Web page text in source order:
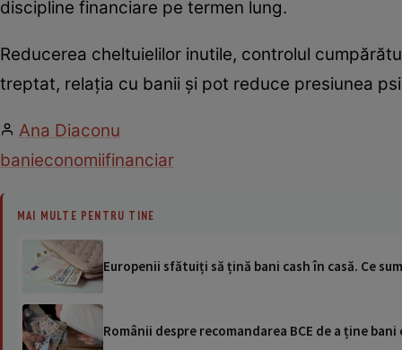
discipline financiare pe termen lung.
Reducerea cheltuielilor inutile, controlul
treptat, relația cu banii și pot reduce presiunea
Ana Diaconu
banieconomiifinanciar
MAI MULTE PENTRU TINE
Europenii sfătuiți să țină bani cash în casă. Ce
Românii despre recomandarea BCE de a ține